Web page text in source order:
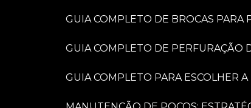
GUIA COMPLETO DE BROCAS
GUIA COMPLETO DE
GUIA COMPLETO PARA ESCOLHER